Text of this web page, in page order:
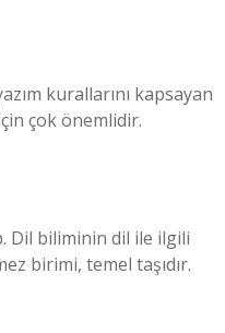
kurallarını kapsayan
çok önemlidir.
Dil biliminin dil ile ilgili
birimi, temel taşıdır.